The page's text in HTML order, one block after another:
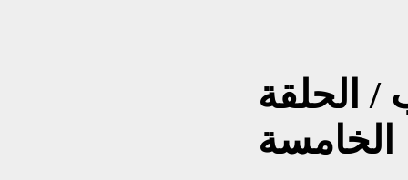
الحلقة
الخامسة